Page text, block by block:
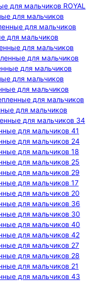
для мальчиков ROYAL
для мальчиков
для мальчиков
для мальчиков
для мальчиков
для мальчиков
для мальчиков
для мальчиков
для мальчиков
для мальчиков
для мальчиков
для мальчиков 34
для мальчиков 41
для мальчиков 24
для мальчиков 18
для мальчиков 25
для мальчиков 29
для мальчиков 17
для мальчиков 20
для мальчиков 36
для мальчиков 30
для мальчиков 40
для мальчиков 42
для мальчиков 27
для мальчиков 28
для мальчиков 21
для мальчиков 43